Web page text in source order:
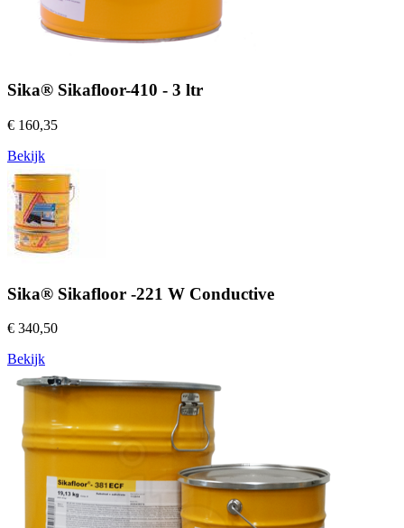
Sika® Sikafloor-410 - 3 ltr
€ 160,35
Bekijk
Sika® Sikafloor -221 W Conductive
€ 340,50
Bekijk